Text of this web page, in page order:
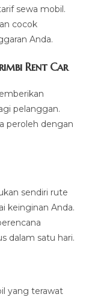
sewa mobil.
cocok
Anda.
Rent Car
pelanggan.
peroleh dengan
sendiri rute
keinginan Anda.
dalam satu hari.
yang terawat